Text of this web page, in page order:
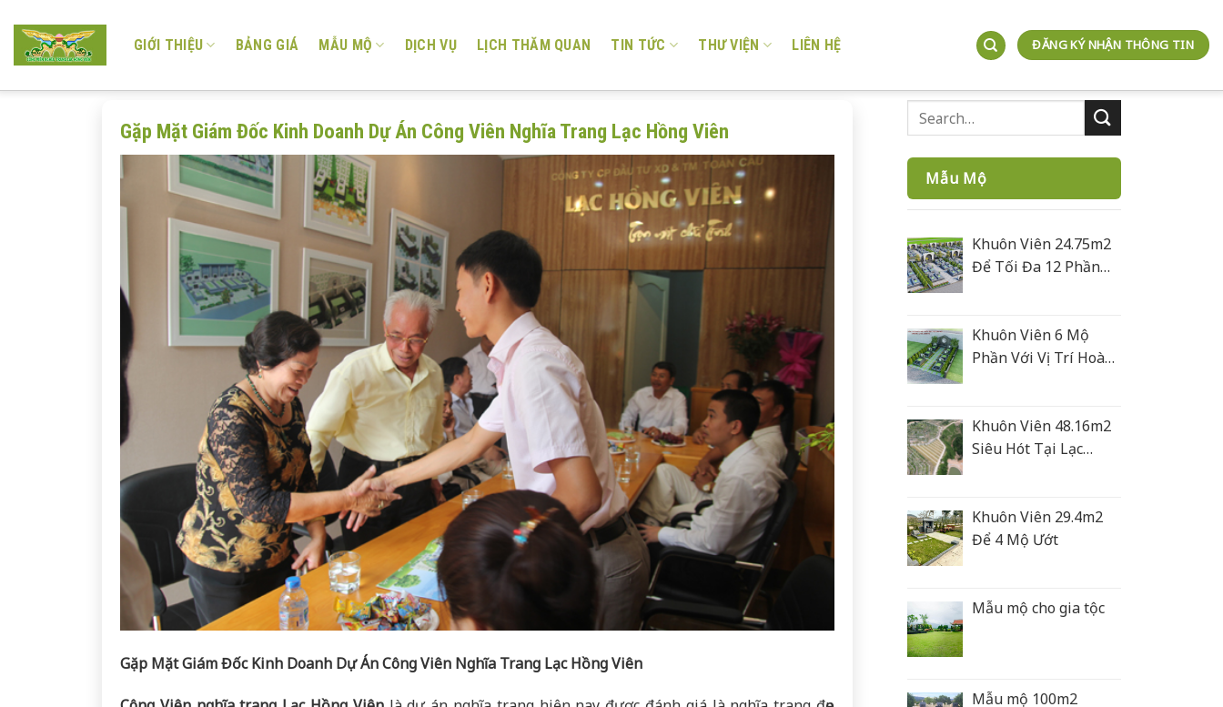
content
GIỚI THIỆU BẢNG GIÁ MẪU MỘ DỊCH VỤ LỊCH THĂM QUAN TIN TỨC THƯ VIỆN LIÊN HỆ ĐĂNG KÝ NHẬN THÔNG TIN
Gặp Mặt Giám Đốc Kinh Doanh Dự Án Công Viên Nghĩa Trang Lạc Hồng Viên
Gặp Mặt Giám Đốc Kinh Doanh Dự Án Công Viên Nghĩa Trang Lạc Hồng Viên
Mẫu Mộ
Khuôn Viên 24.75m2
Để Tối Đa 12 Phần
Khuôn Viên 6 Mộ
Phần Với Vị Trí Hoàn
Khuôn Viên 48.16m2
Siêu Hót Tại Lạc
Khuôn Viên 29.4m2
Để 4 Mộ Ướt
Mẫu mộ cho gia tộc
Mẫu mộ 100m2